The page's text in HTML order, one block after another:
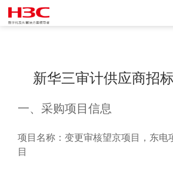
新华三审计供应商招
一、采购项目信息
项目名称：变更审核望京项目，东电
目